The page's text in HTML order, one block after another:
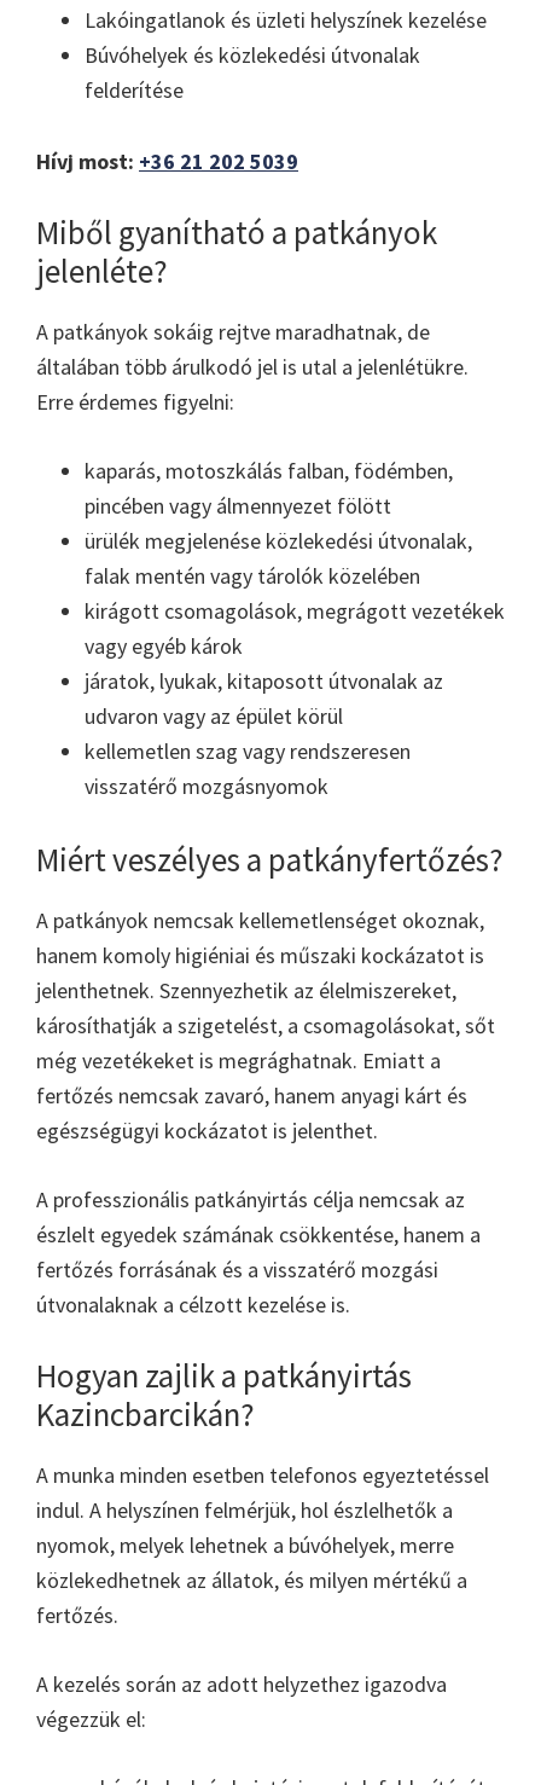
Lakóingatlanok és üzleti helyszínek kezelése
Búvóhelyek és közlekedési útvonalak
felderítése
Hívj most: +36 21 202 5039
Miből gyanítható a patkányok
jelenléte?
A patkányok sokáig rejtve maradhatnak, de
általában több árulkodó jel is utal a jelenlétükre.
Erre érdemes figyelni:
kaparás, motoszkálás falban, födémben,
pincében vagy álmennyezet fölött
ürülék megjelenése közlekedési útvonalak,
falak mentén vagy tárolók közelében
kirágott csomagolások, megrágott vezetékek
vagy egyéb károk
járatok, lyukak, kitaposott útvonalak az
udvaron vagy az épület körül
kellemetlen szag vagy rendszeresen
visszatérő mozgásnyomok
Miért veszélyes a patkányfertőzés?
A patkányok nemcsak kellemetlenséget okoznak,
hanem komoly higiéniai és műszaki kockázatot is
jelenthetnek. Szennyezhetik az élelmiszereket,
károsíthatják a szigetelést, a csomagolásokat, sőt
még vezetékeket is megrághatnak. Emiatt a
fertőzés nemcsak zavaró, hanem anyagi kárt és
egészségügyi kockázatot is jelenthet.
A professzionális patkányirtás célja nemcsak az
észlelt egyedek számának csökkentése, hanem a
fertőzés forrásának és a visszatérő mozgási
útvonalaknak a célzott kezelése is.
Hogyan zajlik a patkányirtás
Kazincbarcikán?
A munka minden esetben telefonos egyeztetéssel
indul. A helyszínen felmérjük, hol észlelhetők a
nyomok, melyek lehetnek a búvóhelyek, merre
közlekedhetnek az állatok, és milyen mértékű a
fertőzés.
A kezelés során az adott helyzethez igazodva
végezzük el: